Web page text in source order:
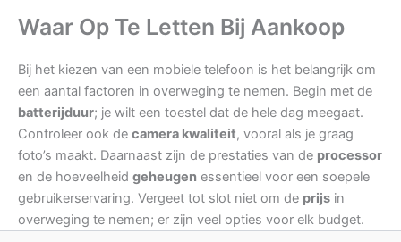
Waar Op Te Letten Bij Aankoop
Bij het kiezen van een mobiele telefoon is het belangrijk om
een aantal factoren in overweging te nemen. Begin met de
batterijduur; je wilt een toestel dat de hele dag meegaat.
Controleer ook de camera kwaliteit, vooral als je graag
foto’s maakt. Daarnaast zijn de prestaties van de processor
en de hoeveelheid geheugen essentieel voor een soepele
gebruikerservaring. Vergeet tot slot niet om de prijs in
overweging te nemen; er zijn veel opties voor elk budget.